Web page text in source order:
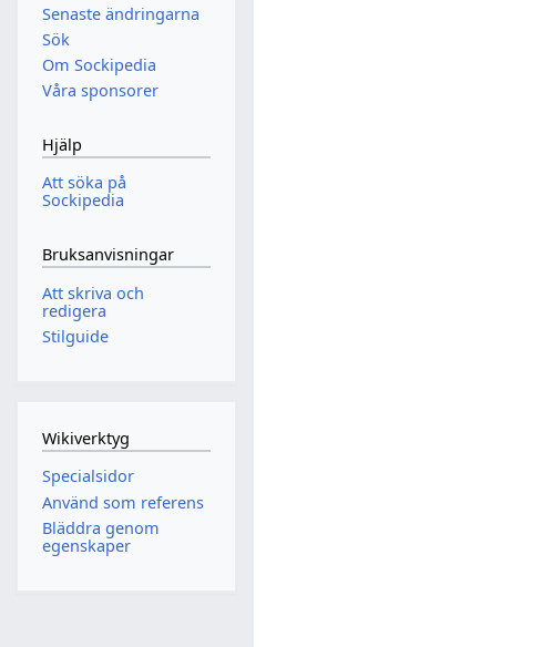
Senaste ändringarna
Sök
Om Sockipedia
Våra sponsorer
Hjälp
Att söka på
Sockipedia
Bruksanvisningar
Att skriva och
redigera
Stilguide
Wikiverktyg
Specialsidor
Använd som referens
Bläddra genom
egenskaper